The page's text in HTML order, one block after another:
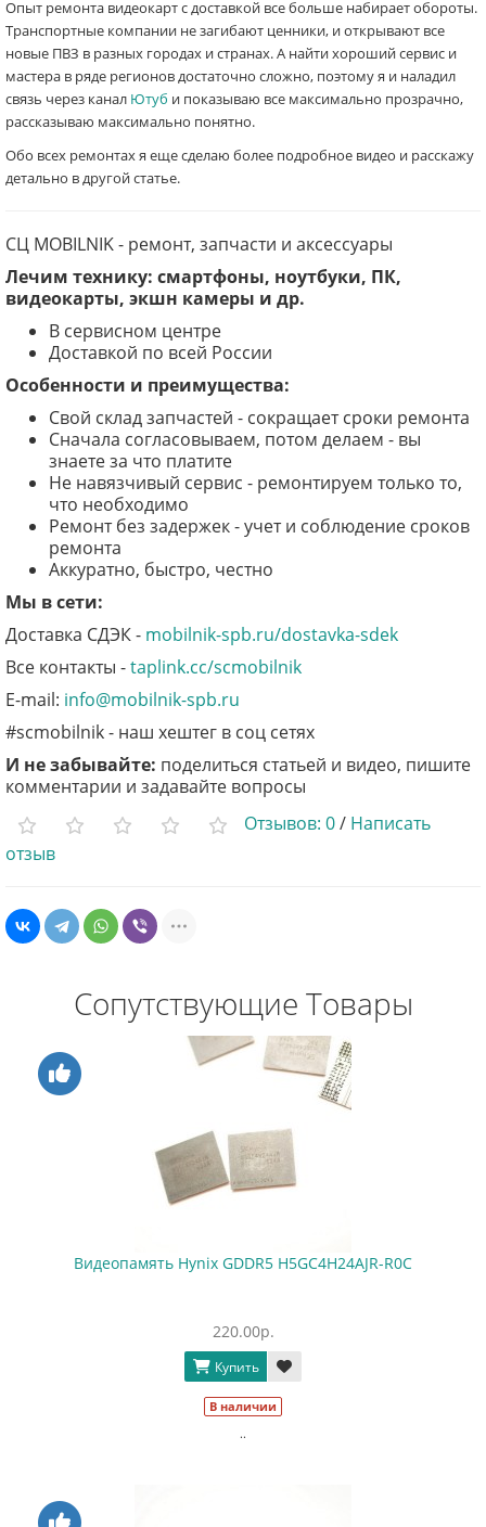
Опыт ремонта видеокарт с доставкой все больше набирает обороты.
Транспортные компании не загибают ценники, и открывают все
новые ПВЗ в разных городах и странах. А найти хороший сервис и
мастера в ряде регионов достаточно сложно, поэтому я и наладил
связь через канал Ютуб и показываю все максимально прозрачно,
рассказываю максимально понятно.
Обо всех ремонтах я еще сделаю более подробное видео и расскажу
детально в другой статье.
СЦ MOBILNIK- ремонт, запчасти и аксессуары
Лечим технику: смартфоны, ноутбуки, ПК,
видеокарты, экшн камеры и др.
В сервисном центре
Доставкой по всей России
Особенности и преимущества:
Свой склад запчастей - сокращает сроки ремонта
Сначала согласовываем, потом делаем - вы
знаете за что платите
Не навязчивый сервис - ремонтируем только то,
что необходимо
Ремонт без задержек - учет и соблюдение сроков
ремонта
Аккуратно, быстро, честно
Мы в сети:
Доставка СДЭК - mobilnik-spb.ru/dostavka-sdek
Все контакты -taplink.cc/scmobilnik
E-mail: info@mobilnik-spb.ru
#scmobilnik - наш хештег в соц сетях
И не забывайте: поделиться статьей и видео, пишите
комментарии и задавайте вопросы
Отзывов: 0/ Написать
отзыв
Сопутствующие Товары
Видеопамять Hynix GDDR5 H5GC4H24AJR-R0C
220.00р.
Купить
В наличии
..